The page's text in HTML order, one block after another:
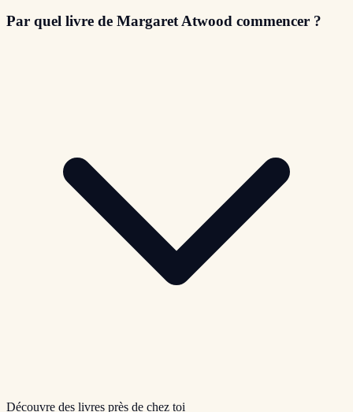
Par quel livre de Margaret Atwood commencer ?
Découvre des livres près de chez toi